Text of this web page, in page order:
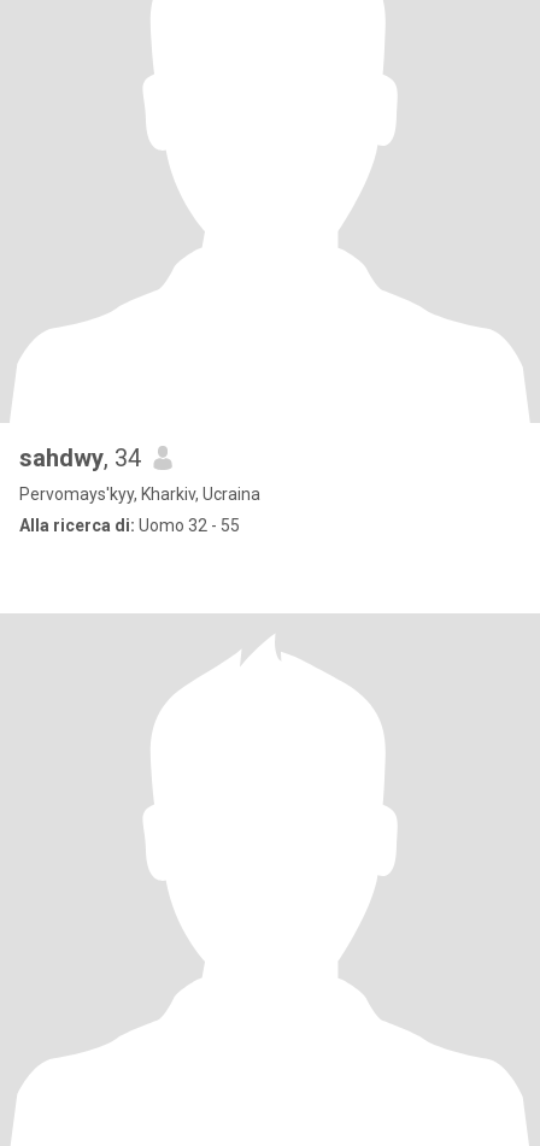
sahdwy, 34
Pervomays'kyy, Kharkiv, Ucraina
Alla ricerca di: Uomo 32 - 55